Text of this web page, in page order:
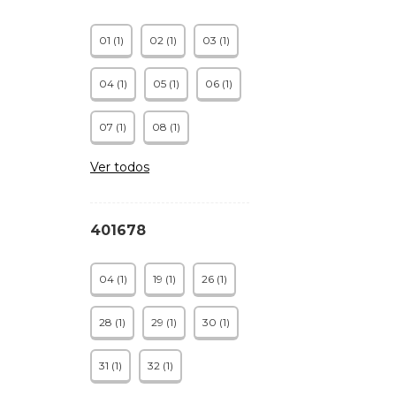
01 (1) 02 (1) 03 (1)
04 (1) 05 (1) 06 (1)
07 (1) 08 (1)
Ver todos
401678
04 (1) 19 (1) 26 (1)
28 (1) 29 (1) 30 (1)
31 (1) 32 (1)